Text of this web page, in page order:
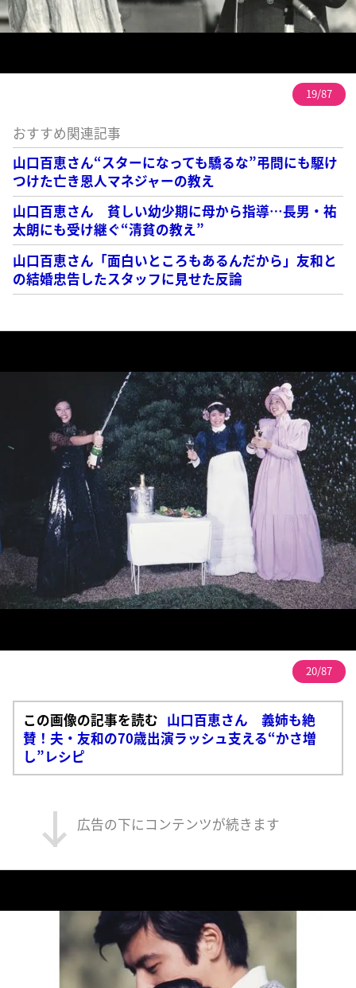
19/87
おすすめ関連記事
山口百恵さん“スターになっても驕るな”弔問にも駆け
つけた亡き恩人マネジャーの教え
山口百恵さん 貧しい幼少期に母から指導…長男・祐
太朗にも受け継ぐ“清貧の教え”
山口百恵さん「面白いところもあるんだから」友和と
の結婚忠告したスタッフに見せた反論
20/87
この画像の記事を読む 山口百恵さん 義姉も絶
賛！夫・友和の70歳出演ラッシュ支える“かさ増
し”レシピ
広告の下にコンテンツが続きます